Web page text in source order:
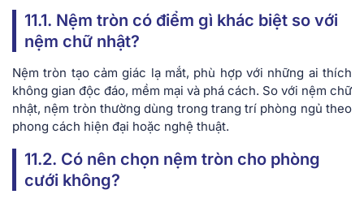
11.1. Nệm tròn có điểm gì khác biệt so với
nệm chữ nhật?
Nệm tròn tạo cảm giác lạ mắt, phù hợp với những ai thích
không gian độc đáo, mềm mại và phá cách. So với nệm chữ
nhật, nệm tròn thường dùng trong trang trí phòng ngủ theo
phong cách hiện đại hoặc nghệ thuật.
11.2. Có nên chọn nệm tròn cho phòng
cưới không?